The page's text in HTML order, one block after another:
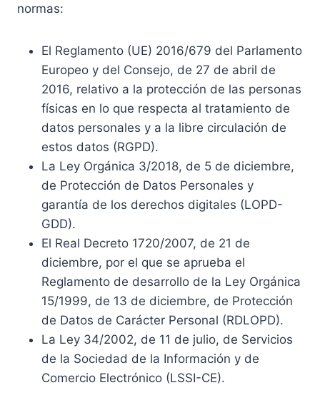
normas:
El Reglamento (UE) 2016/679 del Parlamento
Europeo y del Consejo, de 27 de abril de
2016, relativo a la protección de las personas
físicas en lo que respecta al tratamiento de
datos personales y a la libre circulación de
estos datos (RGPD).
La Ley Orgánica 3/2018, de 5 de diciembre,
de Protección de Datos Personales y
garantía de los derechos digitales (LOPD-
GDD).
El Real Decreto 1720/2007, de 21 de
diciembre, por el que se aprueba el
Reglamento de desarrollo de la Ley Orgánica
15/1999, de 13 de diciembre, de Protección
de Datos de Carácter Personal (RDLOPD).
La Ley 34/2002, de 11 de julio, de Servicios
de la Sociedad de la Información y de
Comercio Electrónico (LSSI-CE).